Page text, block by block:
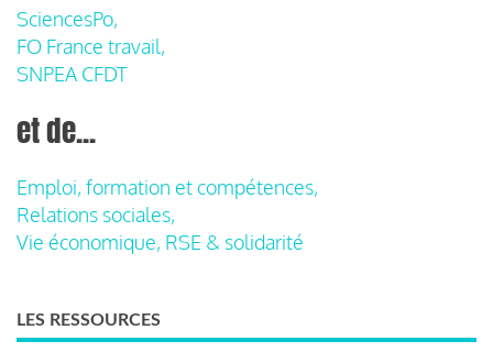
SciencesPo,
FO France travail,
SNPEA CFDT
et de...
Emploi, formation et compétences,
Relations sociales,
Vie économique, RSE & solidarité
LES RESSOURCES